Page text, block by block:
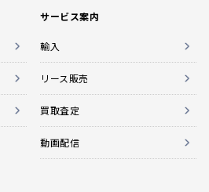
サービス案内
輸入
リース販売
買取査定
動画配信